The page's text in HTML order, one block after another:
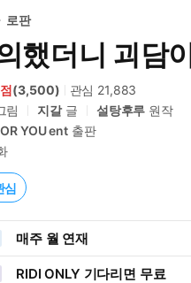
로판
했더니 괴담
(3,500) 관심 21,883
림 지갈글 설탕후루 원작
YOU ent출판
심
매주 월 연재
RIDI ONLY 기다리면 무료